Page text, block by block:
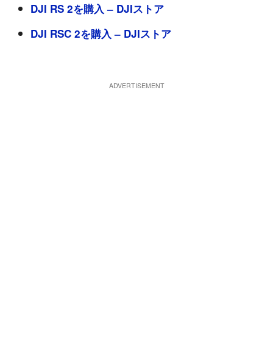
DJI RS 2を購入 – DJIストア
DJI RSC 2を購入 – DJIストア